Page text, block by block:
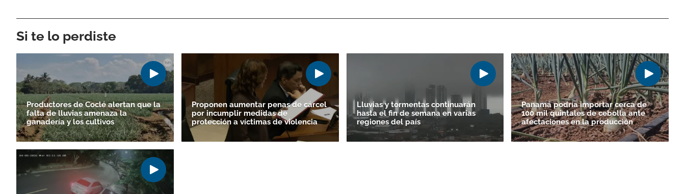
Si te lo perdiste
Productores de Coclé alertan que la
falta de lluvias amenaza la
ganadería y los cultivos
Proponen aumentar penas de cárcel
por incumplir medidas de
protección a víctimas de violencia
Lluvias y tormentas continuarán
hasta el fin de semana en varias
regiones del país
Panamá podría importar cerca de
100 mil quintales de cebolla ante
afectaciones en la producción